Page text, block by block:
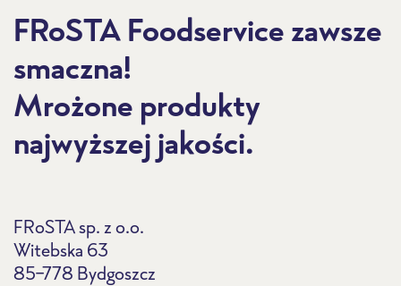
FRoSTA Foodservice zawsze
smaczna!
Mrożone produkty
najwyższej jakości.
FRoSTA sp. z o.o.
Witebska 63
85-778 Bydgoszcz